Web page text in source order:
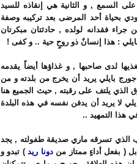
السمع , و الثانية هي إنقاذه للسيد
بحياة أحد المرضى بعد تركيبه وصفة
جراء فقدانه لولده , حادثتان مبكرتان
: هذا إنسانٌ ذو روحٍ حية .. و كفى !
لدى صاحبها , و غذاؤها أيضاً يقدمه
بايلي يريد أن يخرج من بلدته و من
الذي يلتف على رقبته , حيث الجميع هنا
لا يريد أن يدفن نفسه في هذه البلدة
هذا التمهيد ..
الذي تسرقه ماري صديقة طفولته , يجد
( بفعل أداءٍ ممتاز مندونا ريد) تبدو و